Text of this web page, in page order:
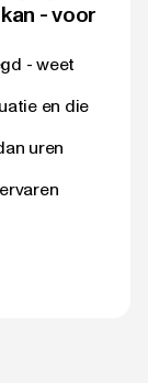
- voor
- weet
en die
uren